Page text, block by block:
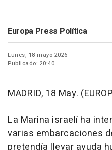
Europa Press Política
Lunes, 18 mayo 2026
Publicado: 20:40
MADRID, 18 May.
La Marina israelí ha
varias embarcaciones
pretendía llevar ayuda